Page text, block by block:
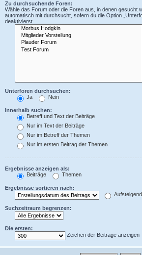
Zu durchsuchende Foren:
Wähle das Forum oder die Foren aus, in denen gesucht
automatisch mit durchsucht, sofern du die Option
deaktivierst.
Unterforen durchsuchen:
Ja
Nein
Innerhalb suchen:
Betreff und Text der Beiträge
Nur im Text der Beiträge
Nur im Betreff der Themen
Nur im ersten Beitrag der Themen
Ergebnisse anzeigen als:
Beiträge
Themen
Ergebnisse sortieren nach:
Aufsteigend
Suchzeitraum begrenzen:
Die ersten:
Zeichen der Beiträge anzeigen